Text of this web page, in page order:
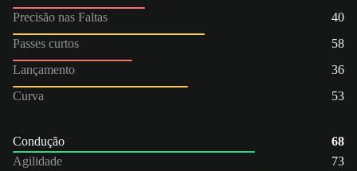
Precisão nas Faltas
40
Passes curtos
58
Lançamento
36
Curva
53
Condução
68
Agilidade
73